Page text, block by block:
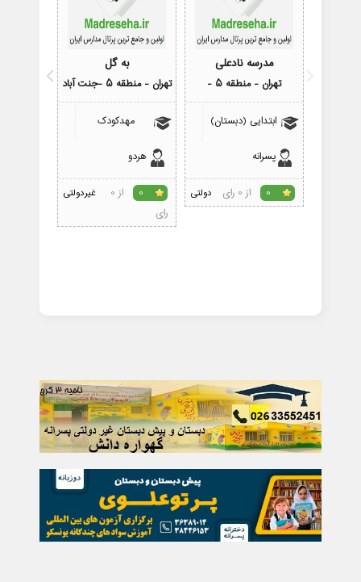
مدرسه نادعلی
تهران - منطقه 5 -
ابتدایی (دبستان)
پسرانه
دولتی 0 از 0 رای
به گل
تهران - منطقه 5 -جنت آباد
مهدکودک
هردو
غیردولتی 0
از 0
رای